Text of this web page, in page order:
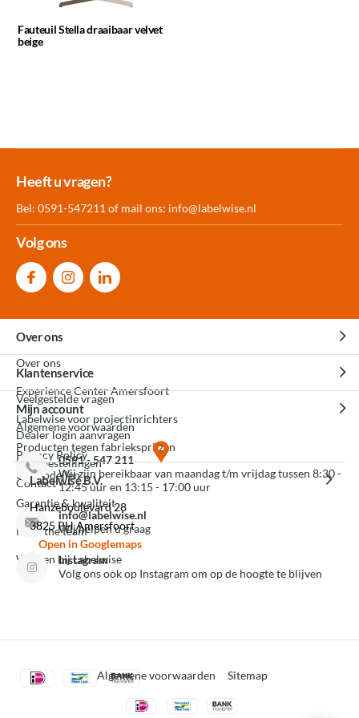
Fauteuil Stella draaibaar velvet
beige
Meer dan 30.000
Heeft u vragen?
Bel: 0591-547211 of mail ons: info@labelwise.nl
Volg ons
Over ons
Over ons
Experience Center Amersfoort
Labelwise voor projectinrichters
Producten tegen fabrieksprijzen
3D modellen
Garantie & kwaliteit
Meet the team
Werken bij Labelwise
Klantenservice
Veelgestelde vragen
Algemene voorwaarden
Privacy Policy
Contact
Mijn account
Dealer login aanvragen
Mijn bestellingen
0591 - 547 211
Wij zijn bereikbaar van maandag t/m vrijdag tussen 8:30 -
12:45 uur en 13:15 - 17:00 uur
info@labelwise.nl
Wij helpen u graag
Instagram
Volg ons ook op Instagram om op de hoogte te blijven
Labelwise B.V.
Hanzeboulevard 28
3825 PH Amersfoort
Open in Googlemaps
Algemene voorwaarden Sitemap